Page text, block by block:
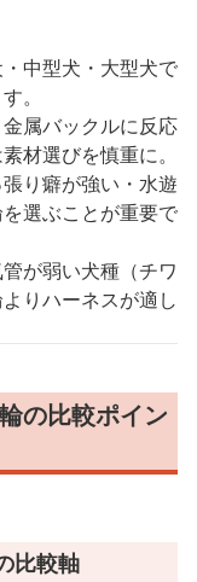
・中型犬・大型犬で
。
金属バックルに反応
材選びを慎重に。
張り癖が強い・水遊
選ぶことが重要で
管が弱い犬種（チワ
りハーネスが適し
の比較ポイン
比較軸